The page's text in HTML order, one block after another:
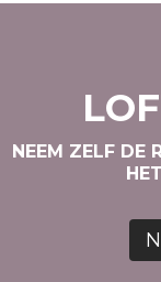
NEEM ZELF DE